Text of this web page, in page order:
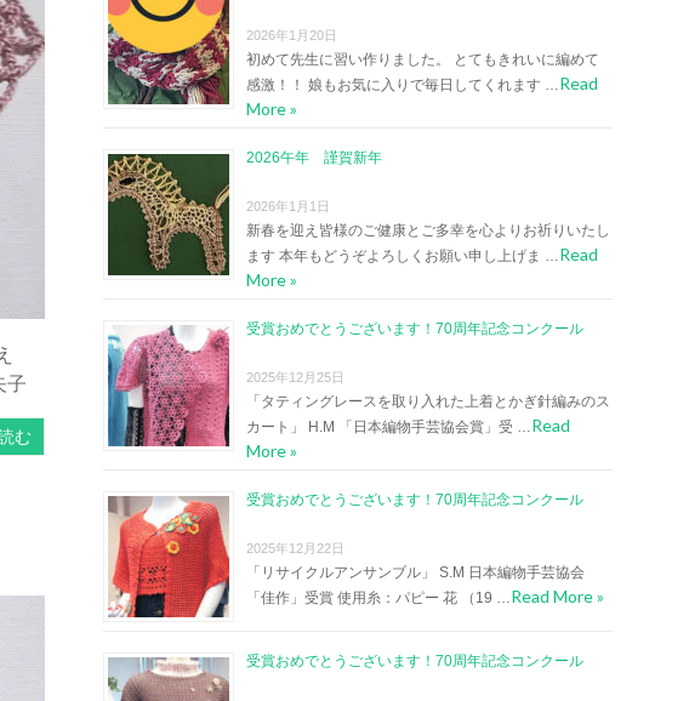
子
む
2026年1月20日
初めて先生に習い作りました。 とてもきれいに編めて
感激！！ 娘もお気に入りで毎日してくれます …Read
More »
2026午年 謹賀新年
2026年1月1日
新春を迎え皆様のご健康とご多幸を心よりお祈りいたし
ます 本年もどうぞよろしくお願い申し上げま …Read
More »
受賞おめでとうございます！70周年記念コンクール
2025年12月25日
「タティングレースを取り入れた上着とかぎ針編みのス
カート」 H.M 「日本編物手芸協会賞」受 …Read
More »
受賞おめでとうございます！70周年記念コンクール
2025年12月22日
「リサイクルアンサンブル」 S.M 日本編物手芸協会
「佳作」受賞 使用糸：パピー 花 （19 …Read More »
受賞おめでとうございます！70周年記念コンクール